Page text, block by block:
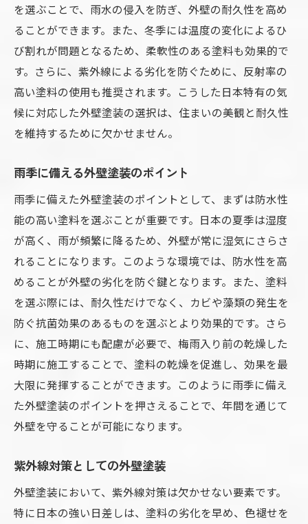
を選ぶことで、雨水の侵入を防ぎ、外壁の耐久性を高め
ることができます。また、冬季には温度の変化によるひ
び割れが問題となるため、柔軟性のある塗料も効果的で
す。さらに、紫外線による劣化を防ぐために、反射率の
高い塗料の使用も推奨されます。こうした日本特有の気
候に対応した外壁塗装の選択は、住まいの美観と耐久性
を維持するために欠かせません。
雨季に備える外壁塗装のポイント
雨季に備えた外壁塗装のポイントとして、まずは防水性
能の高い塗料を選ぶことが重要です。日本の夏季は湿度
が高く、雨が頻繁に降るため、外壁が常に湿気にさらさ
れることになります。このような環境では、防水性を高
めることが外壁の劣化を防ぐ鍵となります。また、塗料
を選ぶ際には、耐久性だけでなく、カビや藻類の発生を
防ぐ抗菌効果のあるものを選ぶとより効果的です。さら
に、施工時期にも配慮が必要で、梅雨入り前の乾燥した
時期に施工することで、塗料の乾燥を促進し、効果を最
大限に発揮することができます。このように雨季に備え
た外壁塗装のポイントを押さえることで、年間を通じて
外壁を守ることが可能になります。
紫外線対策としての外壁塗装
外壁塗装において、紫外線対策は欠かせない要素です。
特に日本の強い日差しは、塗料の劣化を早め、色褪せを